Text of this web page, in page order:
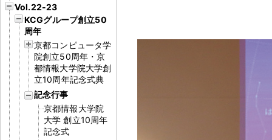
Vol.22-23
KCGグループ創立50
周年
京都コンピュータ学
院創立50周年・京
都情報大学院大学創
立10周年記念式典
記念行事
京都情報大学院
大学 創立10周年
記念式